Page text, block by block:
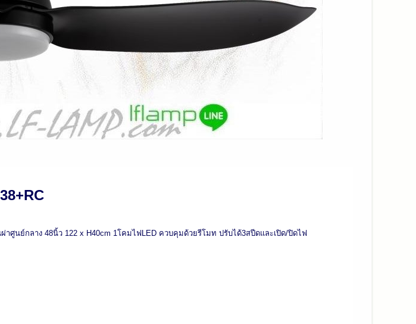
ศูนย์กลาง 48นิ้ว 122 x H40cm 1โคมไฟLED ควบคุมด้วยรีโมท ปรับได้3สปีดและเปิด/ปิดไฟ